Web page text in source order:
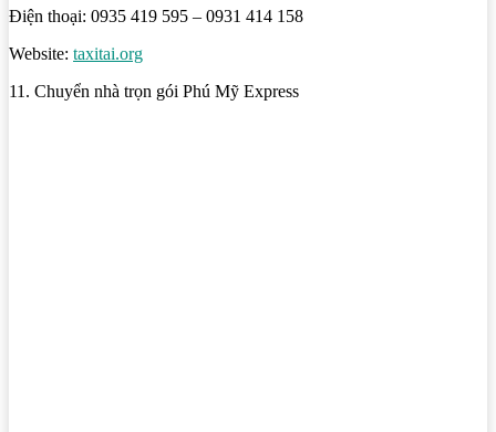
Điện thoại: 0935 419 595 – 0931 414 158
Website: taxitai.org
11. Chuyển nhà trọn gói Phú Mỹ Express